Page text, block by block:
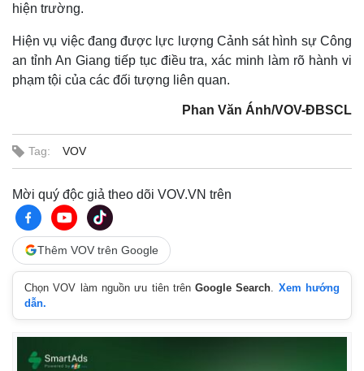
hiện trường.
Hiện vụ việc đang được lực lượng Cảnh sát hình sự Công
an tỉnh An Giang tiếp tục điều tra, xác minh làm rõ hành vi
phạm tội của các đối tượng liên quan.
Phan Văn Ánh/VOV-ĐBSCL
Tag: VOV
Mời quý độc giả theo dõi VOV.VN trên
Thêm VOV trên Google
Chọn VOV làm nguồn ưu tiên trênGoogle Search
Xem hướng
dẫn.